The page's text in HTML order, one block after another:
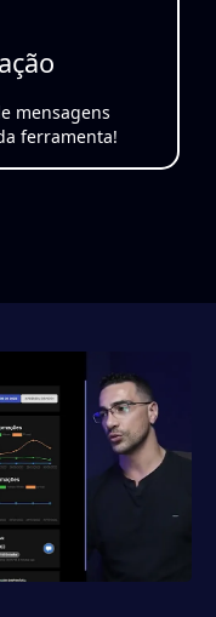
mensagens
ferramenta!